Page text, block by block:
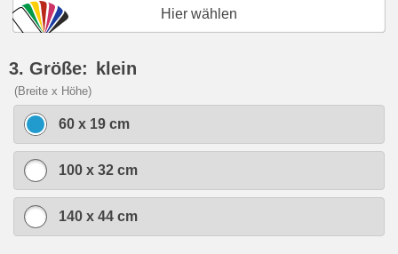
Hier wählen
3. Größe: klein
(Breite x Höhe)
60 x 19 cm
100 x 32 cm
140 x 44 cm